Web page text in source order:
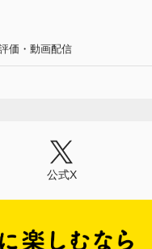
価・動画配信
公式X